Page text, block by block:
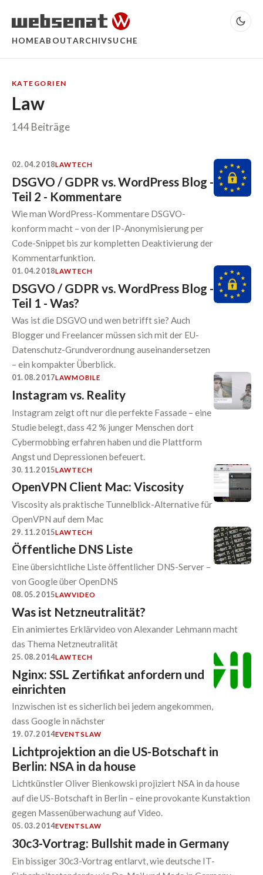
HOMEABOUTARCHIVSUCHE
KATEGORIEN
Law
144 Beiträge
02.04.2018LAWTECH
DSGVO / GDPR vs. WordPress Blog -
Teil 2 - Kommentare
Wie man WordPress-Kommentare DSGVO-
konform macht – von der IP-Anonymisierung per
Code-Snippet bis zur kompletten Deaktivierung der
Kommentarfunktion.
01.04.2018LAWTECH
DSGVO / GDPR vs. WordPress Blog -
Teil 1 - Was?
Was ist die DSGVO und wen betrifft sie? Auch
Blogger und Freelancer müssen sich mit der EU-
Datenschutz-Grundverordnung auseinandersetzen
– ein kompakter Überblick.
01.08.2017LAWMOBILE
Instagram vs. Reality
Instagram zeigt oft nur die perfekte Fassade – eine
Studie belegt, dass 42 % junger Menschen dort
Cybermobbing erfahren haben und die Plattform
Angst und Depressionen befeuert.
30.11.2015LAWTECH
OpenVPN Client Mac: Viscosity
Viscosity als praktische Tunnelblick-Alternative für
OpenVPN auf dem Mac
29.11.2015LAWTECH
Öffentliche DNS Liste
Eine übersichtliche Liste öffentlicher DNS-Server –
von Google über OpenDNS
08.05.2015LAWVIDEO
Was ist Netzneutralität?
Ein animiertes Erklärvideo von Alexander Lehmann macht
das Thema Netzneutralität
25.08.2014LAWTECH
Nginx: SSL Zertifikat anfordern und
einrichten
Inzwischen ist es sicherlich bei jedem angekommen,
dass Google in nächster
19.07.2014EVENTSLAW
Lichtprojektion an die US-Botschaft in
Berlin: NSA in da house
Lichtkünstler Oliver Bienkowski projiziert NSA in da house
auf die US-Botschaft in Berlin – eine provokante Kunstaktion
gegen Massenüberwachung auf Video.
05.03.2014EVENTSLAW
30c3-Vortrag: Bullshit made in Germany
Ein bissiger 30c3-Vortrag entlarvt, wie deutsche IT-